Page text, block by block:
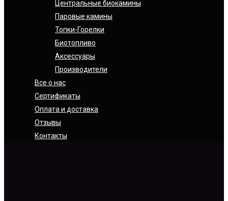
Центральные биокамины
Паровые камины
Топки-Горелки
Биотопливо
Аксессуары
Производители
Все о нас
Сертификаты
Оплата и доставка
Отзывы
Контакты